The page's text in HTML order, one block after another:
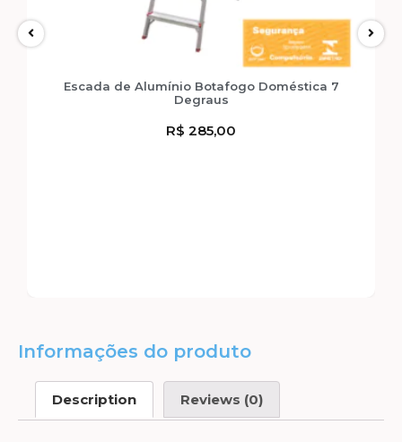
Escada de Alumínio Botafogo Doméstica 7
Degraus
R$ 285,00
Informações do produto
Description Reviews (0)